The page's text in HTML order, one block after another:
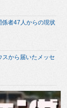
者47人からの現状
から届いたメッセ